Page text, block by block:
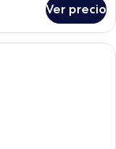
Ver precio